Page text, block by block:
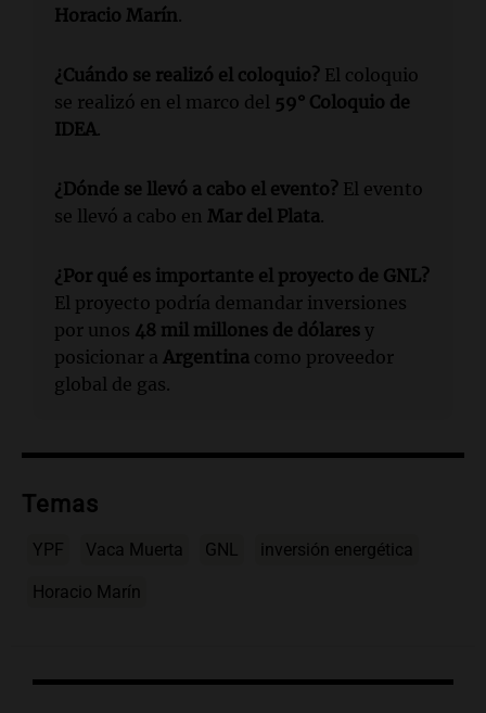
Horacio Marín.
¿Cuándo se realizó el coloquio? El coloquio
se realizó en el marco del 59° Coloquio de
IDEA.
¿Dónde se llevó a cabo el evento? El evento
se llevó a cabo en Mar del Plata.
¿Por qué es importante el proyecto de GNL?
El proyecto podría demandar inversiones
por unos 48 mil millones de dólares y
posicionar a Argentina como proveedor
global de gas.
Temas
YPF Vaca Muerta GNL inversión energética
Horacio Marín